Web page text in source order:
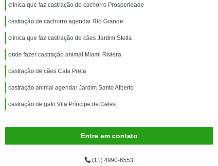
clínica que faz castração de cachorro Prosperidade
castração de cachorro agendar Rio Grande
clínica que faz castração de cães Jardim Stella
onde fazer castração animal Miami Riviera
castração de cães Cata Preta
castração animal agendar Jardim Santo Alberto
castração de gato Vila Príncipe de Gales
Entre em contato
(11) 4990-6553